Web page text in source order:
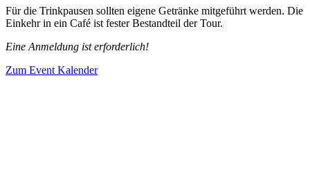
Für die Trinkpausen sollten eigene Getränke mitgeführt werden. Die
Einkehr in ein Café ist fester Bestandteil der Tour.
Eine Anmeldung ist erforderlich!
Zum Event Kalender